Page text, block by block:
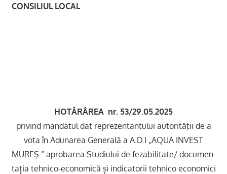
CONSILIUL LOCAL
HOTĂRÂREA nr. 53/29.05.2025
privind mandatul dat reprezentantului autorităţii de a
vota în Adunarea Generală a A.D.I „AQUA INVEST
MUREŞ ” aprobarea Studiului de fezabilitate/ documen-
tația tehnico-economică și indicatorii tehnico economici